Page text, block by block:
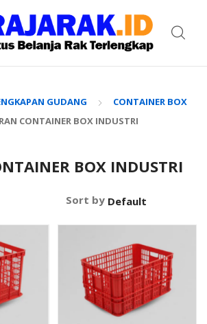
GUDANG
CONTAINER BOX
CONTAINER BOX INDUSTRI
BOX INDUSTRI
Sort by